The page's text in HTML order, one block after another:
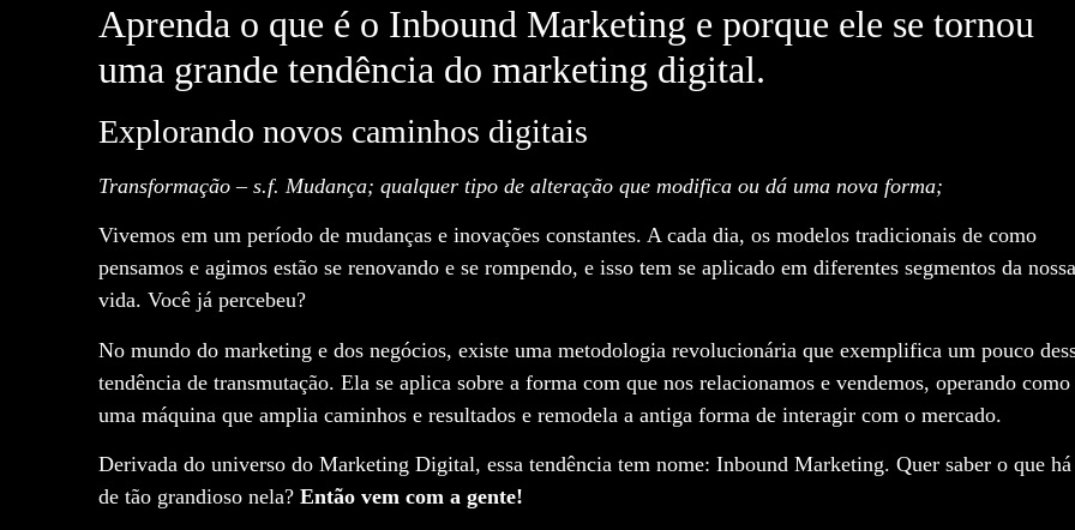
Aprenda o que é o Inbound Marketing e porque ele se tornou
uma grande tendência do marketing digital.
Explorando novos caminhos digitais
Transformação – s.f. Mudança; qualquer tipo de alteração que modifica ou dá uma nova forma;
Vivemos em um período de mudanças e inovações constantes. A cada dia, os modelos tradicionais de como
pensamos e agimos estão se renovando e se rompendo, e isso tem se aplicado em diferentes segmentos da nossa
vida. Você já percebeu?
No mundo do marketing e dos negócios, existe uma metodologia revolucionária que exemplifica um pouco
tendência de transmutação. Ela se aplica sobre a forma com que nos relacionamos e vendemos, operando como
uma máquina que amplia caminhos e resultados e remodela a antiga forma de interagir com o mercado.
Derivada do universo do Marketing Digital, essa tendência tem nome: Inbound Marketing. Quer saber o que há
de tão grandioso nela? Então vem com a gente!